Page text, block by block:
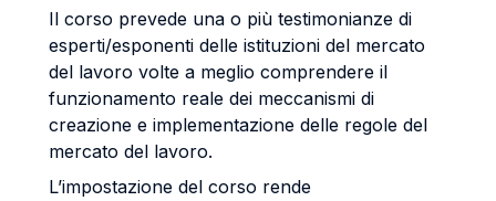
Il corso prevede una o più testimonianze di
esperti/esponenti delle istituzioni del mercato
del lavoro volte a meglio comprendere il
funzionamento reale dei meccanismi di
creazione e implementazione delle regole del
mercato del lavoro.
L’impostazione del corso rende